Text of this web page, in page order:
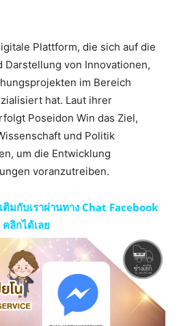
Plattform, die sich auf die
Darstellung von Innovationen,
im Bereich
hat. Laut ihrer
Poseidon Win das Ziel,
und Politik
um die Entwicklung
voranzutreiben.
ติมกับเราผ่านทาง Chat Facebook
คลิกได้เลย